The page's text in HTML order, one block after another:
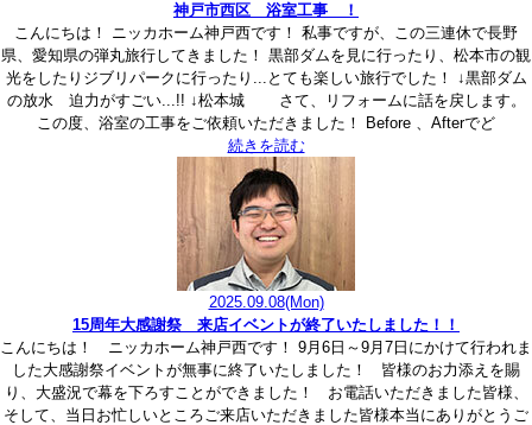
神戸市西区 浴室工事 ！
こんにちは！ ニッカホーム神戸西です！ 私事ですが、この三連休で長野
県、愛知県の弾丸旅行してきました！ 黒部ダムを見に行ったり、松本市の観
光をしたりジブリパークに行ったり...とても楽しい旅行でした！ ↓黒部ダム
の放水 迫力がすごい...!! ↓松本城 さて、リフォームに話を戻します。
この度、浴室の工事をご依頼いただきました！ Before 、Afterでど
続きを読む
2025.09.08(Mon)
15周年大感謝祭 来店イベントが終了いたしました！！
こんにちは！ ニッカホーム神戸西です！ 9月6日～9月7日にかけて行われま
した大感謝祭イベントが無事に終了いたしました！ 皆様のお力添えを賜
り、大盛況で幕を下ろすことができました！ お電話いただきました皆様、
そして、当日お忙しいところご来店いただきました皆様本当にありがとうご